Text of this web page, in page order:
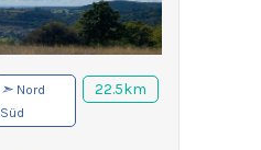
➣ Nord
Süd
22.5km